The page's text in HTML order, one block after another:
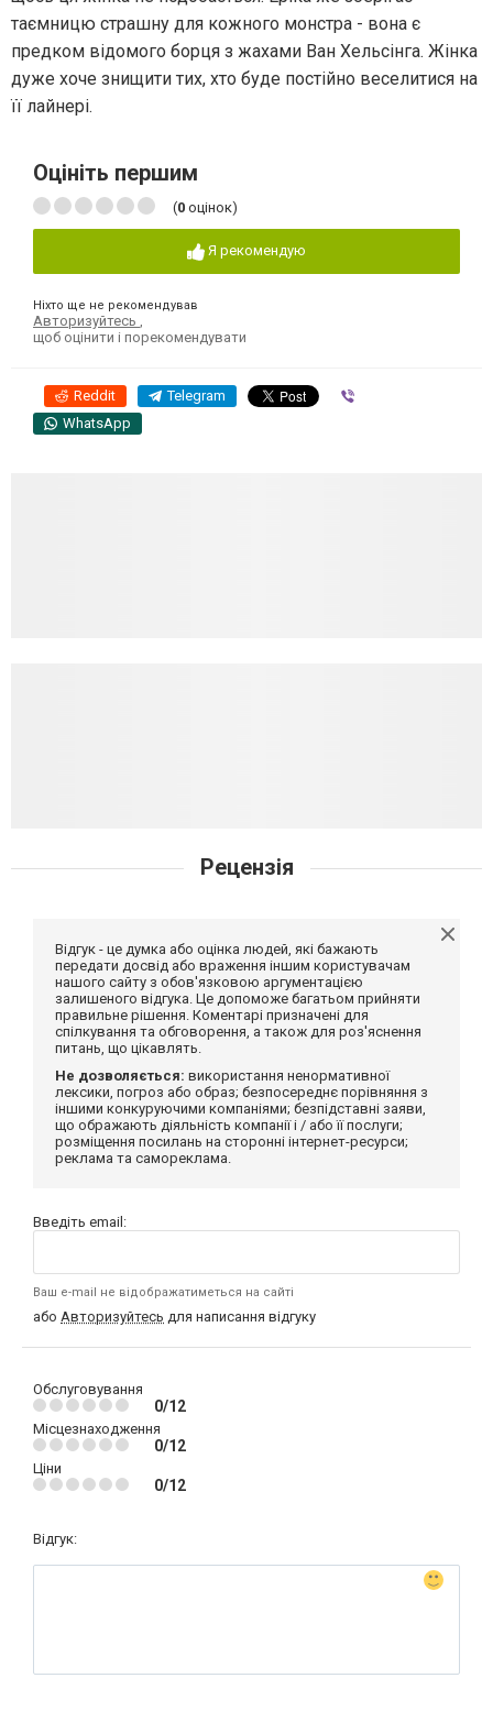
таємницю страшну для кожного монстра - вона є
предком відомого борця з жахами Ван Хельсінга. Жінка
дуже хоче знищити тих, хто буде постійно веселитися на
її лайнері.
Оцініть першим
(0 оцінок)
Я рекомендую
Ніхто ще не рекомендував
Авторизуйтесь ,
щоб оцінити і порекомендувати
Reddit Telegram
WhatsApp
Рецензія
Відгук - це думка або оцінка людей, які бажають
передати досвід або враження іншим користувачам
нашого сайту з обов'язковою аргументацією
залишеного відгука. Це допоможе багатьом прийняти
правильне рішення. Коментарі призначені для
спілкування та обговорення, а також для роз'яснення
питань, що цікавлять.
Не дозволяється: використання ненормативної
лексики, погроз або образ; безпосереднє порівняння з
іншими конкуруючими компаніями; безпідставні заяви,
що ображають діяльність компанії і / або її послуги;
розміщення посилань на сторонні інтернет-ресурси;
реклама та самореклама.
Введіть email:
Ваш e-mail не відображатиметься на сайті
або Авторизуйтесь для написання відгуку
Обслуговування
0/12
Місцезнаходження
0/12
Ціни
0/12
Відгук: